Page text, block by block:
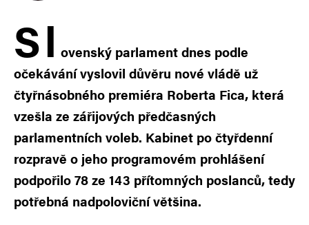
Sl ovenský parlament dnes podle
očekávání vyslovil důvěru nové vládě už
čtyřnásobného premiéra Roberta Fica, která
vzešla ze zářijových předčasných
parlamentních voleb. Kabinet po čtyřdenní
rozpravě o jeho programovém prohlášení
podpořilo 78 ze 143 přítomných poslanců, tedy
potřebná nadpoloviční většina.